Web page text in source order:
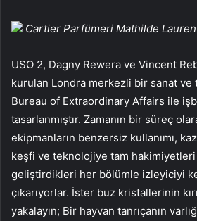
Cartier Parfümeri Mathilde
USO 2, Dagny Rewera ve Vincent
kurulan Londra merkezli bir sanat ve
Bureau of Extraordinary Affairs ile
tasarlanmıştır. Zamanın bir süreç
ekipmanların benzersiz kullanımı,
keşfi ve teknolojiye tam
geliştirdikleri her bölümle izleyiciyi
çıkarıyorlar. İster buz kristallerinin
yakalayın; Bir hayvan tanrıçanın